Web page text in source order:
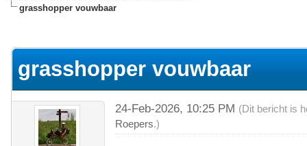
grasshopper vouwbaar
grasshopper vouwbaar
24-Feb-2026, 10:25 PM (Dit bericht is
Roepers.)